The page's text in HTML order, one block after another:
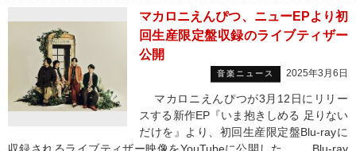
マカロニえんぴつ、ニューEPより初
回生産限定盤収録のライブティザー
公開
音楽ニュース 2025年3月6日
マカロニえんぴつが3月12日にリリー
スする新作EP『いま抱きしめる 足りない
だけを』より、初回生産限定盤Blu-rayに